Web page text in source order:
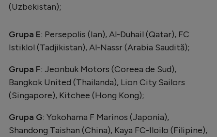
(Uzbekistan);
Grupa E: Persepolis (Ian), Al-Duhail (Qatar), FC
Istiklol (Tadjikistan), Al-Nassr (Arabia Saudită);
Grupa F: Jeonbuk Motors (Coreea de Sud),
Bangkok United (Thailanda), Lion City Sailors
(Singapore), Kitchee (Hong Kong);
Grupa G: Yokohama F Marinos (Japonia),
Shandong Taishan (China), Kaya FC-Iloilo (Filipine),